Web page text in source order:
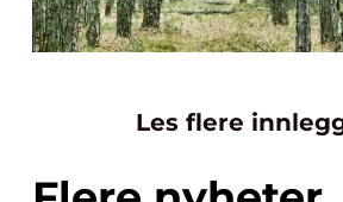
Les flere